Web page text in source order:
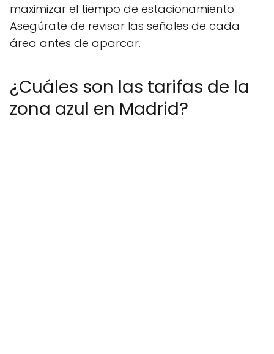
maximizar el tiempo de estacionamiento.
Asegúrate de revisar las señales de cada
área antes de aparcar.
¿Cuáles son las tarifas de la
zona azul en Madrid?